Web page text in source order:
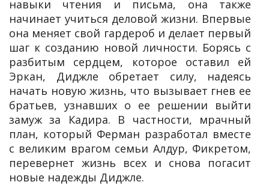
навыки чтения и письма, она также
начинает учиться деловой жизни. Впервые
она меняет свой гардероб и делает первый
шаг к созданию новой личности. Борясь с
разбитым сердцем, которое оставил ей
Эркан, Диджле обретает силу, надеясь
начать новую жизнь, что вызывает гнев ее
братьев, узнавших о ее решении выйти
замуж за Кадира. В частности, мрачный
план, который Ферман разработал вместе
с великим врагом семьи Алдур, Фикретом,
перевернет жизнь всех и снова погасит
новые надежды Диджле.